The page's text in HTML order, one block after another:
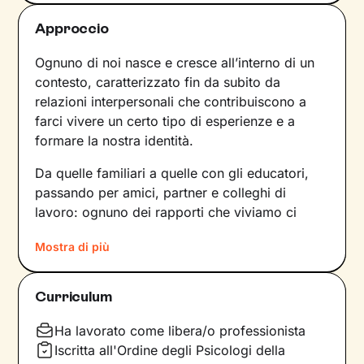
Approccio
Ognuno di noi nasce e cresce all’interno di un
contesto, caratterizzato fin da subito da
relazioni interpersonali che contribuiscono a
farci vivere un certo tipo di esperienze e a
formare la nostra identità.
Da quelle familiari a quelle con gli educatori,
passando per amici, partner e colleghi di
lavoro: ognuno dei rapporti che viviamo ci
dinamiche che abbiamo sperimentato fino a
quel momento. Anche le emozioni che
proviamo e i pensieri che concepiamo sono
cresciuti.
Mostra di più
Curriculum
Ha lavorato come libera/o professionista
Iscritta all'Ordine degli Psicologi della